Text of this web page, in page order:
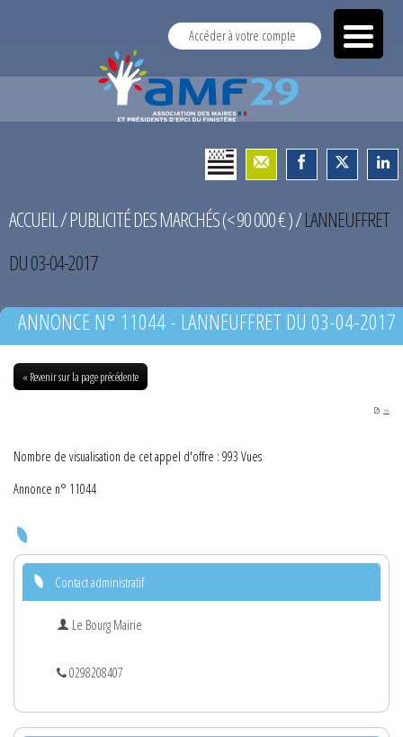
Accéder à votre compte
ACCUEIL/PUBLICITÉ DES MARCHÉS (< 90 000 € )/LANNEUFFRET
DU 03-04-2017
ANNONCE N° 11044 - LANNEUFFRET DU 03-04-2017
« Revenir sur la page précédente
PDF
Nombre de visualisation de cet appel d'offre : 993 Vues
Annonce n° 11044
Contact administratif
Le Bourg Mairie
0298208407